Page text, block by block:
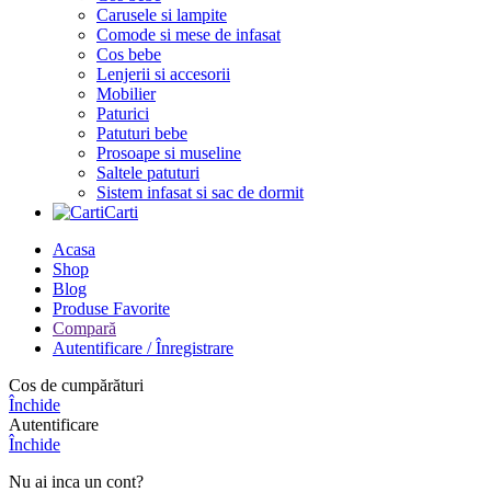
Carusele si lampite
Comode si mese de infasat
Cos bebe
Lenjerii si accesorii
Mobilier
Paturici
Patuturi bebe
Prosoape si museline
Saltele patuturi
Sistem infasat si sac de dormit
Carti
Acasa
Shop
Blog
Produse Favorite
Compară
Autentificare / Înregistrare
Cos de cumpărături
Închide
Autentificare
Închide
Nu ai inca un cont?